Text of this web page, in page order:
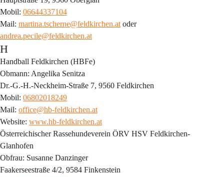
Mobil: 06644337104
Mail: martina.tscherne@feldkirchen.at oder
andrea.pecile@feldkirchen.at
H
Handball Feldkirchen (HBFe)
Obmann: Angelika Senitza
Dr.-G.-H.-Neckheim-Straße 7, 9560 Feldkirchen
Mobil: 06802018249
Mail: office@hb-feldkirchen.at
Website: www.hb-feldkirchen.at
Österreichischer Rassehundeverein ÖRV HSV Feldkirchen-
Glanhofen
Obfrau: Susanne Danzinger
Faakerseestraße 4/2, 9584 Finkenstein